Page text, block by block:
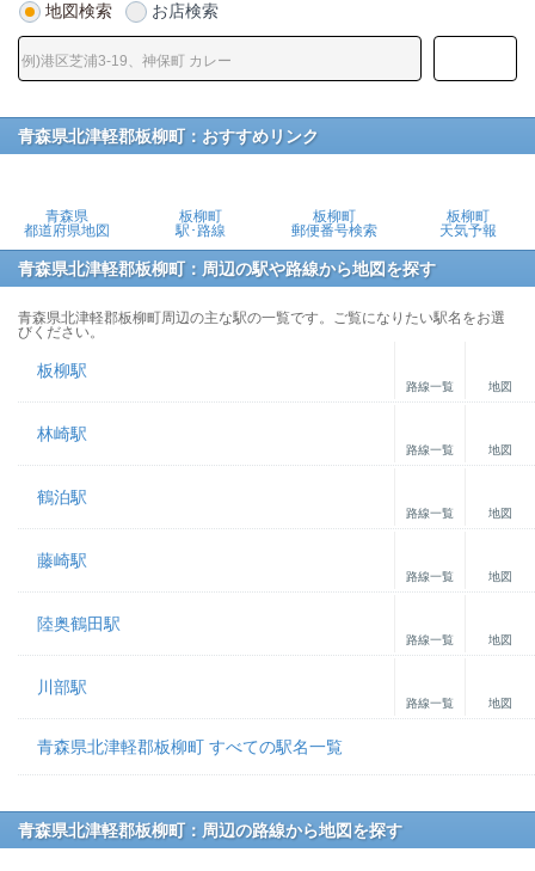
地図検索 お店検索
青森県北津軽郡板柳町：おすすめリンク
青森県
都道府県地図
板柳町
駅･路線
板柳町
郵便番号検索
板柳町
天気予報
青森県北津軽郡板柳町：周辺の駅や路線から地図を探す
青森県北津軽郡板柳町周辺の主な駅の一覧です。ご覧になりたい駅名をお選
びください。
板柳駅
路線一覧 地図
林崎駅
路線一覧 地図
鶴泊駅
路線一覧 地図
藤崎駅
路線一覧 地図
陸奥鶴田駅
路線一覧 地図
川部駅
路線一覧 地図
青森県北津軽郡板柳町 すべての駅名一覧
青森県北津軽郡板柳町：周辺の路線から地図を探す